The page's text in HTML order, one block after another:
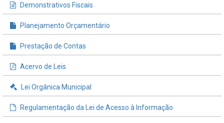
Demonstrativos Fiscais
Planejamento Orçamentário
Prestação de Contas
Acervo de Leis
Lei Orgânica Municipal
Regulamentação da Lei de Acesso à Informação